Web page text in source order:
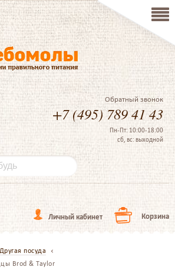
Обратный звонок
+7 (495) 789 41 43
Пн-Пт: 10:00-18:00
сб, вс: выходной
Личный кабинет Корзина
Другая посуда
Brod & Taylor